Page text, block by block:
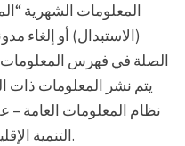
المعلومات الشهرية
(الاستبدال) أو إلغاء
الصلة في فهرس المعلومات
يتم نشر المعلومات ذات
نظام المعلومات العامة
التنمية الإقليمية في روسيا) على شبكة الإنترنت.